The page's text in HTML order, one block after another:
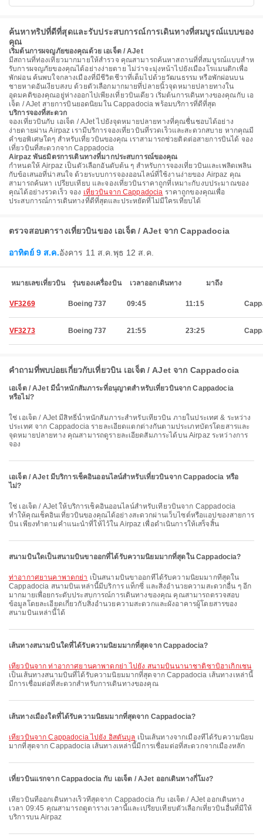
ค้นหาทริปที่ดีที่สุดและรับประสบการณ์การเดินทางที่สมบูรณ์แบบของ
คุณ
เริ่มต้นการผจญภัยของคุณด้วย เอเจ็ต / AJet
มีสถานที่ท่องเที่ยวมากมายให้สํารวจ คุณสามารถค้นหาสถานที่ที่สมบูรณ์แบบสําห
รับการผจญภัยของคุณได้อย่างง่ายดาย ไม่ว่าจะมุ่งหน้าไปยังเมืองโรแมนติกเพื่อ
พักผ่อน ค้นพบใจกลางเมืองที่มีชีวิตชีวาที่เต็มไปด้วยวัฒนธรรม หรือพักผ่อนบน
ชายหาดอันเงียบสงบ ด้วยตัวเลือกมากมายที่ปลายนิ้วจุดหมายปลายทางใน
อุดมคติของคุณอยู่ห่างออกไปเพียงเที่ยวบินเดียว เริ่มต้นการเดินทางของคุณกับ เอ
เจ็ต / AJet สายการบินยอดนิยมใน Cappadocia พร้อมบริการที่ดีที่สุด
บริการจองที่สะดวก
จองเที่ยวบินกับ เอเจ็ต / AJet ไปยังจุดหมายปลายทางที่คุณชื่นชอบได้อย่าง
ง่ายดายผ่าน Airpaz เรามีบริการจองเที่ยวบินที่รวดเร็วและสะดวกสบาย หากคุณมี
คำขอพิเศษใดๆ สำหรับเที่ยวบินของคุณ เราสามารถช่วยติดต่อสายการบินได้ จอง
เที่ยวบินที่สะดวกจาก Cappadocia
Airpaz พันธมิตรการเดินทางที่มากประสบการณ์ของคุณ
กําหนดให้ Airpaz เป็นตัวเลือกอันดับต้น ๆ สําหรับการจองเที่ยวบินและเพลิดเพลิน
กับข้อเสนอที่น่าสนใจ ด้วยระบบการจองออนไลน์ที่ใช้งานง่ายของ Airpaz คุณ
สามารถค้นหา เปรียบเทียบ และจองเที่ยวบินราคาถูกที่เหมาะกับงบประมาณของ
คุณได้อย่างรวดเร็ว จอง เที่ยวบินจาก Cappadocia ราคาถูกของคุณเพื่อ
ประสบการณ์การเดินทางที่ดีที่สุดและประหยัดที่ไม่มีใครเทียบได้
ตรวจสอบตารางเที่ยวบินของ เอเจ็ต / AJet จาก Cappadocia
อาทิตย์ 9 ส.ค.อังคาร 11 ส.ค. พุธ 12 ส.ค.
หมายเลขเที่ยวบิน รุ่นของเครื่องบิน เวลาออกเดินทาง มาถึง
VF3269 Boeing 737 09:45 11:15
VF3273 Boeing 737 21:55 23:25
คำถามที่พบบ่อยเกี่ยวกับเที่ยวบิน เอเจ็ต / AJet จาก Cappadocia
เอเจ็ต / AJet มีน้ําหนักสัมภาระที่อนุญาตสําหรับเที่ยวบินจาก Cappadocia
หรือไม่?
ใช่ เอเจ็ต / AJet มีสิทธิ์น้ำหนักสัมภาระสำหรับเที่ยวบิน ภายในประเทศ & ระหว่าง
ประเทศ จาก Cappadocia รายละเอียดแตกต่างกันตามประเภทบัตรโดยสารและ
จุดหมายปลายทาง คุณสามารถดูรายละเอียดสัมภาระได้บน Airpaz ระหว่างการ
จอง
เอเจ็ต / AJet มีบริการเช็คอินออนไลน์สำหรับเที่ยวบินจาก Cappadocia หรือ
ไม่?
ใช่ เอเจ็ต / AJet ให้บริการเช็คอินออนไลน์สำหรับเที่ยวบินจาก Cappadocia
ทำให้คุณเช็คอินเที่ยวบินของคุณได้อย่างสะดวกผ่านเว็บไซต์หรือแอปของสายการ
บิน เพียงทำตามคำแนะนำที่ให้ไว้ใน Airpaz เพื่อดำเนินการให้เสร็จสิ้น
สนามบินใดเป็นสนามบินขาออกที่ได้รับความนิยมมากที่สุดใน Cappadocia?
ท่าอากาศยานคาพาดกย่า เป็นสนามบินขาออกที่ได้รับความนิยมมากที่สุดใน
Cappadocia สนามบินเหล่านี้มีบริการ แท็กซี่ และสิ่งอำนวยความสะดวกอื่น ๆ อีก
มากมายเพื่อยกระดับประสบการณ์การเดินทางของคุณ คุณสามารถตรวจสอบ
ข้อมูลโดยละเอียดเกี่ยวกับสิ่งอำนวยความสะดวกและผังอาคารผู้โดยสารของ
สนามบินเหล่านี้ได้
เส้นทางสนามบินใดที่ได้รับความนิยมมากที่สุดจาก Cappadocia?
เที่ยวบินจาก ท่าอากาศยานคาพาดกย่า ไปยัง สนามบินนานาชาติซาบิฮาเกิกเชน
เป็นเส้นทางสนามบินที่ได้รับความนิยมมากที่สุดจาก Cappadocia เส้นทางเหล่านี้
มีการเชื่อมต่อที่สะดวกสำหรับการเดินทางของคุณ
เส้นทางเมืองใดที่ได้รับความนิยมมากที่สุดจาก Cappadocia?
เที่ยวบินจาก Cappadocia ไปยัง อิสตันบูล เป็นเส้นทางจากเมืองที่ได้รับความนิยม
มากที่สุดจาก Cappadocia เส้นทางเหล่านี้มีการเชื่อมต่อที่สะดวกจากเมืองหลัก
เที่ยวบินแรกจาก Cappadocia กับ เอเจ็ต / AJet ออกเดินทางกี่โมง?
เที่ยวบินที่ออกเดินทางเร็วที่สุดจาก Cappadocia กับ เอเจ็ต / AJet ออกเดินทาง
เวลา 09:45 คุณสามารถดูตารางเวลานี้และเปรียบเทียบตัวเลือกเที่ยวบินอื่นที่มีให้
บริการบน Airpaz